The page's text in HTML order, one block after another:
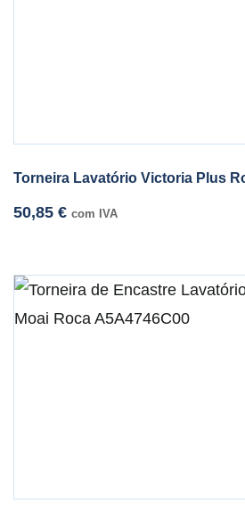
Torneira Lavatório Victoria Plus
50,85 € com IVA